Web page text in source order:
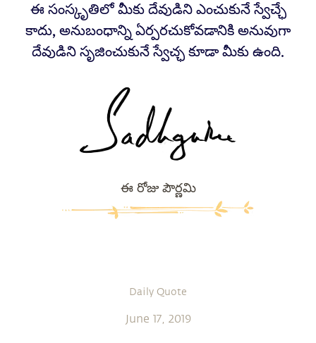
ఈ సంస్కృతిలో మీకు దేవుడిని ఎంచుకునే స్వేచ్ఛే
కాదు, అనుబంధాన్ని ఏర్పరచుకోవడానికి అనువుగా
దేవుడిని సృజించుకునే స్వేచ్ఛ కూడా మీకు ఉంది.
ఈ రోజు పౌర్ణమి
Daily Quote
June 17, 2019